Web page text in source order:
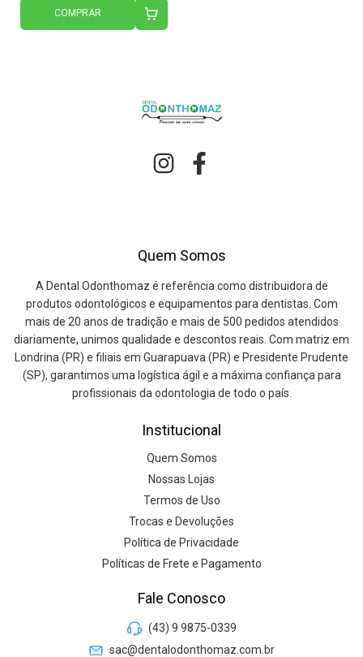
COMPRAR
Quem Somos
A Dental Odonthomaz é referência como distribuidora de
produtos odontológicos e equipamentos para dentistas. Com
mais de 20 anos de tradição e mais de 500 pedidos atendidos
diariamente, unimos qualidade e descontos reais. Com matriz em
Londrina (PR) e filiais em Guarapuava (PR) e Presidente Prudente
(SP), garantimos uma logística ágil e a máxima confiança para
profissionais da odontologia de todo o país.
Institucional
Quem Somos
Nossas Lojas
Termos de Uso
Trocas e Devoluções
Política de Privacidade
Políticas de Frete e Pagamento
Fale Conosco
(43) 9 9875-0339
sac@dentalodonthomaz.com.br